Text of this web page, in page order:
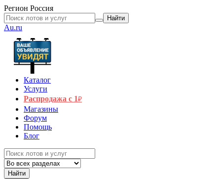
Регион Россия
Найти
Au.ru
Каталог
Услуги
Распродажа с 1₽
Магазины
Форум
Помощь
Блог
Найти